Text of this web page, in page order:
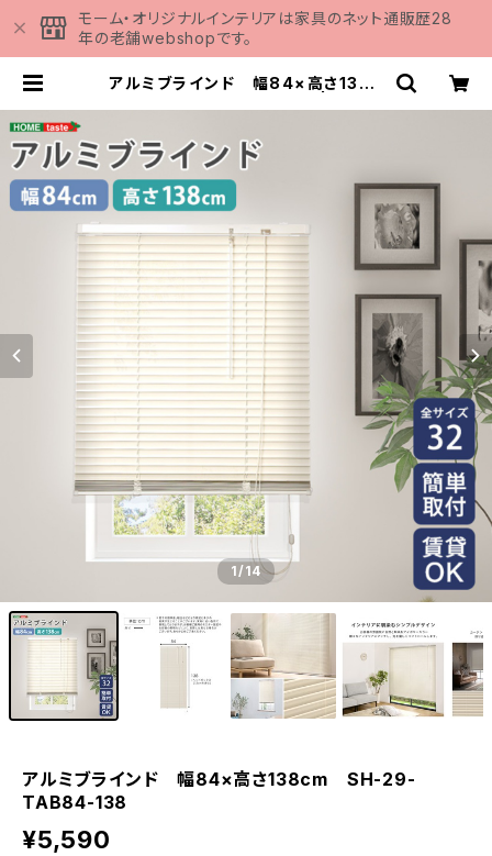
モーム・オリジナルインテリアは家具のネット通販歴28
年の老舗webshopです。
アルミブラインド 幅84×高さ138c
1/14
アルミブラインド 幅84×高さ138cm SH-29-
TAB84-138
¥5,590